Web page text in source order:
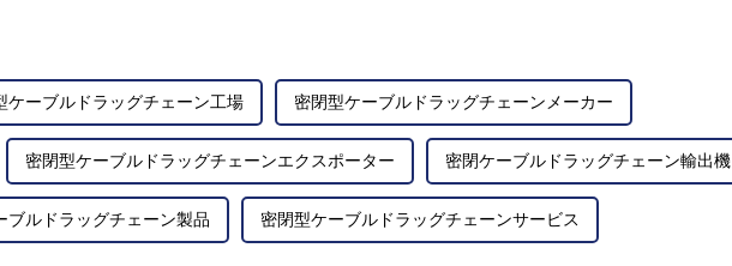
ケーブルドラッグチェーン工場 密閉型ケーブルドラッグチェーンメーカー
密閉型ケーブルドラッグチェーンエクスポーター 密閉ケーブルドラッグチェーン輸出機
ブルドラッグチェーン製品 密閉型ケーブルドラッグチェーンサービス